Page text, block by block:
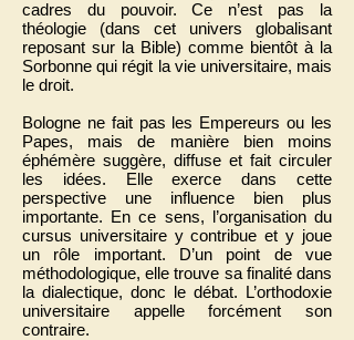
cadres du pouvoir. Ce n’est pas la
théologie (dans cet univers globalisant
reposant sur la Bible) comme bientôt à la
Sorbonne qui régit la vie universitaire, mais
le droit.
Bologne ne fait pas les Empereurs ou les
Papes, mais de manière bien moins
éphémère suggère, diffuse et fait circuler
les idées. Elle exerce dans cette
perspective une influence bien plus
importante. En ce sens, l’organisation du
cursus universitaire y contribue et y joue
un rôle important. D’un point de vue
méthodologique, elle trouve sa finalité dans
la dialectique, donc le débat. L’orthodoxie
universitaire appelle forcément son
contraire.